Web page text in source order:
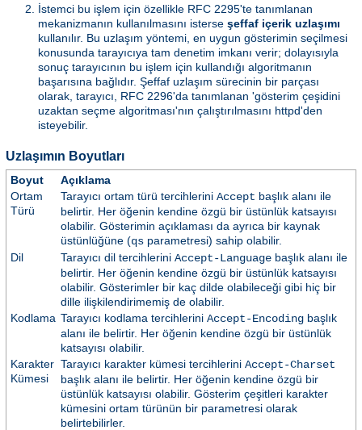
İstemci bu işlem için özellikle RFC 2295'te tanımlanan
mekanizmanın kullanılmasını isterse şeffaf içerik uzlaşımı
kullanılır. Bu uzlaşım yöntemi, en uygun gösterimin seçilmesi
konusunda tarayıcıya tam denetim imkanı verir; dolayısıyla
sonuç tarayıcının bu işlem için kullandığı algoritmanın
başarısına bağlıdır. Şeffaf uzlaşım sürecinin bir parçası
olarak, tarayıcı, RFC 2296'da tanımlanan 'gösterim çeşidini
uzaktan seçme algoritması'nın çalıştırılmasını httpd'den
isteyebilir.
Uzlaşımın Boyutları
Boyut
Açıklama
Ortam
Türü
Tarayıcı ortam türü tercihlerini Accept başlık alanı ile
belirtir. Her öğenin kendine özgü bir üstünlük katsayısı
olabilir. Gösterimin açıklaması da ayrıca bir kaynak
üstünlüğüne (qsparametresi) sahip olabilir.
Dil
Tarayıcı dil tercihlerini Accept-Languagebaşlık alanı ile
belirtir. Her öğenin kendine özgü bir üstünlük katsayısı
olabilir. Gösterimler bir kaç dilde olabileceği gibi hiç bir
dille ilişkilendirimemiş de olabilir.
Kodlama Tarayıcı kodlama tercihlerini Accept-Encodingbaşlık
alanı ile belirtir. Her öğenin kendine özgü bir üstünlük
katsayısı olabilir.
Karakter
Kümesi
Tarayıcı karakter kümesi tercihlerini Accept-Charset
başlık alanı ile belirtir. Her öğenin kendine özgü bir
üstünlük katsayısı olabilir. Gösterim çeşitleri karakter
kümesini ortam türünün bir parametresi olarak
belirtebilirler.